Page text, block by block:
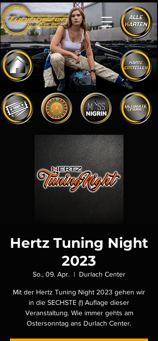
Hertz Tuning Night
2023
So., 09. Apr.
  |
Durlach Center
Mit der Hertz Tuning Night 2023 gehen wir
in die SECHSTE (!) Auflage dieser
Veranstaltung. Wie immer gehts am
Ostersonntag ans Durlach Center.